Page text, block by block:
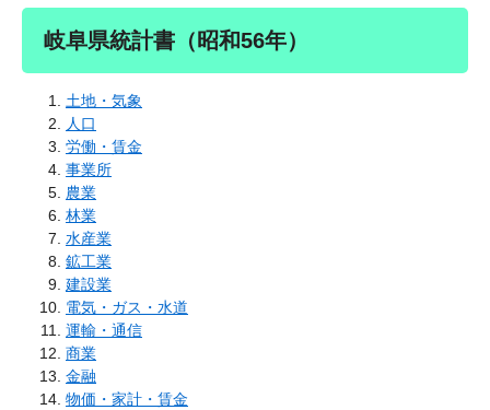
岐阜県統計書（昭和56年）
土地・気象
人口
労働・賃金
事業所
農業
林業
水産業
鉱工業
建設業
電気・ガス・水道
運輸・通信
商業
金融
物価・家計・賃金